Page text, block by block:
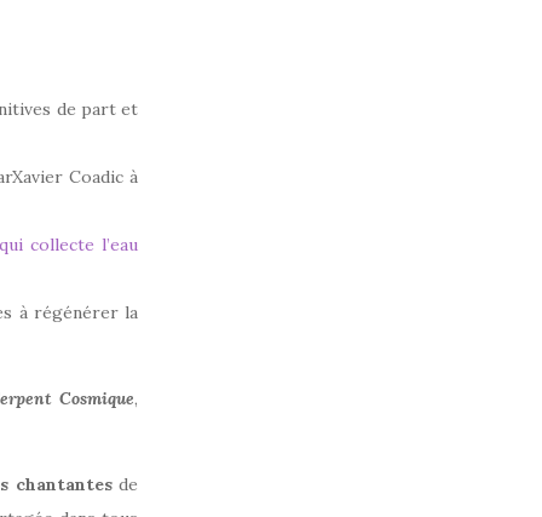
de part et
Coadic à
collecte l’eau
à régénérer la
Cosmique,
chantantesde